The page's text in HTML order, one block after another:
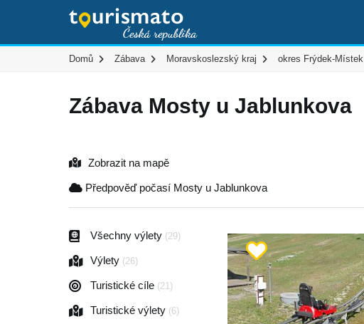
Domů Zábava Moravskoslezský kraj okres Frýdek-Místek
Zábava Mosty u Jablunkova
Zobrazit na mapě
Předpověď počasí Mosty u Jablunkova
Všechny výlety (29)
Výlety (26)
Turistické cíle (21)
Turistické výlety (6)